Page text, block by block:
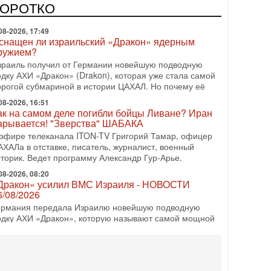
политический альянс? Что произойдет с
раскладом сил, если арабский список
2026, 17:49
ли израильский «Дракон» ядерным
получил от Германии новейшую подводную
АХИ «Дракон» (Drakon), которая уже стала самой
субмариной в истории ЦАХАЛ. Но почему её
2026, 16:51
на самом деле погибли бойцы Ливане? Иран
"Зверства" ШАБАКА
телеканала ITON-TV Григорий Тамар, офицер
в отставке, писатель, журналист, военный
Ведет программу Александр Гур-Арье.
2026, 08:20
усилил ВМС Израиля - НОВОСТИ
08/2026
передала Израилю новейшую подводную
АХИ «Дракон», которую называют самой мощной